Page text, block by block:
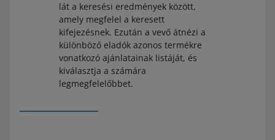
lát a keresési eredmények között,
amely megfelel a keresett
kifejezésnek. Ezután a vevő átnézi a
különböző eladók azonos termékre
vonatkozó ajánlatainak listáját, és
kiválasztja a számára
legmegfelelőbbet.